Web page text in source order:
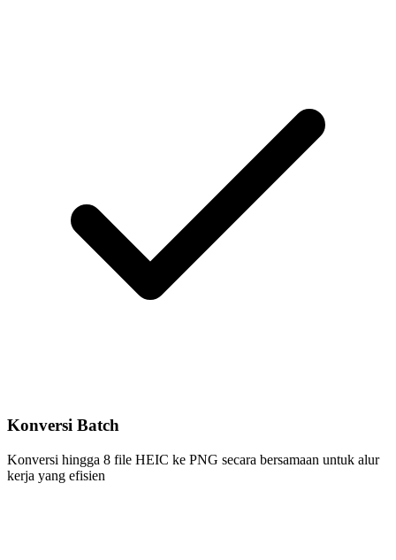
Konversi Batch
Konversi hingga 8 file HEIC ke PNG secara bersamaan untuk alur
kerja yang efisien